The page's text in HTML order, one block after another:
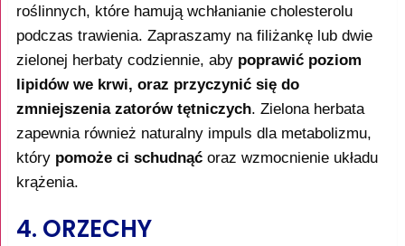
roślinnych, które hamują wchłanianie cholesterolu
podczas trawienia. Zapraszamy na filiżankę lub dwie
zielonej herbaty codziennie, aby poprawić poziom
lipidów we krwi, oraz przyczynić się do
zmniejszenia zatorów tętniczych. Zielona herbata
zapewnia również naturalny impuls dla metabolizmu,
którypomoże ci schudnąćoraz wzmocnienie układu
krążenia.
4. ORZECHY